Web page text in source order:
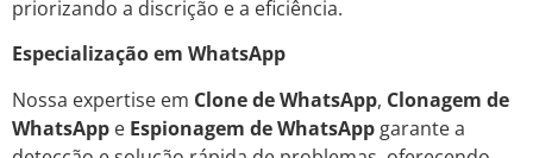
priorizando a discrição e a eficiência.
Especialização em WhatsApp
Nossa expertise em Clone de WhatsApp, Clonagem de
WhatsApp e Espionagem de WhatsApp garante a